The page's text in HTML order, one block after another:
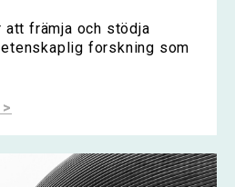
främja och stödja
forskning som